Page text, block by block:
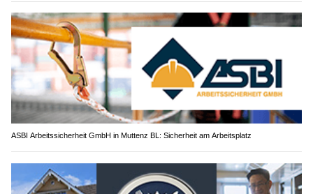
ASBI Arbeitssicherheit GmbH in Muttenz BL: Sicherheit am Arbeitsplatz